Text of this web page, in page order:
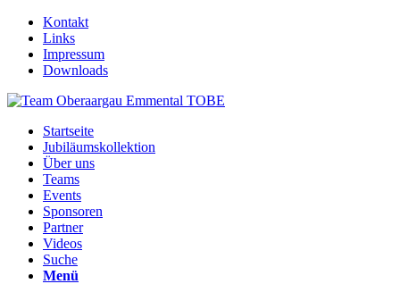
Kontakt
Links
Impressum
Downloads
Startseite
Jubiläumskollektion
Über uns
Teams
Events
Sponsoren
Partner
Videos
Suche
Menü